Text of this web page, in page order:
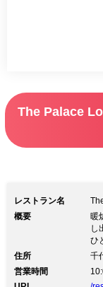
The Palace
レストラン名
概要
暖
し
ひ
住所
千
営業時間